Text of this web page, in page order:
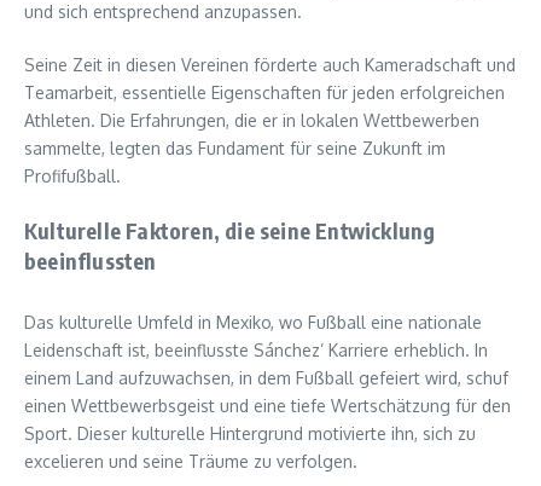
und sich entsprechend anzupassen.
Seine Zeit in diesen Vereinen förderte auch Kameradschaft und
Teamarbeit, essentielle Eigenschaften für jeden erfolgreichen
Athleten. Die Erfahrungen, die er in lokalen Wettbewerben
sammelte, legten das Fundament für seine Zukunft im
Profifußball.
Kulturelle Faktoren, die seine Entwicklung
beeinflussten
Das kulturelle Umfeld in Mexiko, wo Fußball eine nationale
Leidenschaft ist, beeinflusste Sánchez’ Karriere erheblich. In
einem Land aufzuwachsen, in dem Fußball gefeiert wird, schuf
einen Wettbewerbsgeist und eine tiefe Wertschätzung für den
Sport. Dieser kulturelle Hintergrund motivierte ihn, sich zu
excelieren und seine Träume zu verfolgen.